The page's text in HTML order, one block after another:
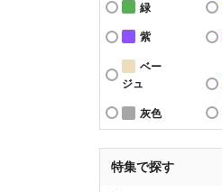
緑
紫
ベー
ジュ
灰色
特集で探す